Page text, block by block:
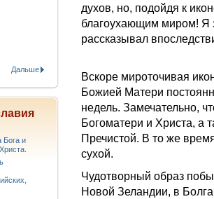
духов, но, подойдя к
благоухающим миром! Я
рассказывал
Вскоре мироточивая
Божией Матери
недель. Замечательно,
Богоматери и Христа, а
Пречистой. В то же
сухой.
Чудотворный образ
Новой Зеландии, в
Дальше
Бога и